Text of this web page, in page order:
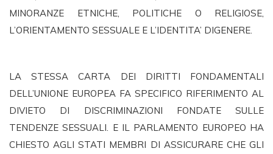
MINORANZE ETNICHE, POLITICHE O RELIGIOSE,
L’ORIENTAMENTO SESSUALE E L’IDENTITA’ DIGENERE.
LA STESSA CARTA DEI DIRITTI FONDAMENTALI
DELL’UNIONE EUROPEA FA SPECIFICO RIFERIMENTO AL
DIVIETO DI DISCRIMINAZIONI FONDATE SULLE
TENDENZE SESSUALI. E IL PARLAMENTO EUROPEO HA
CHIESTO AGLI STATI MEMBRI DI ASSICURARE CHE GLI